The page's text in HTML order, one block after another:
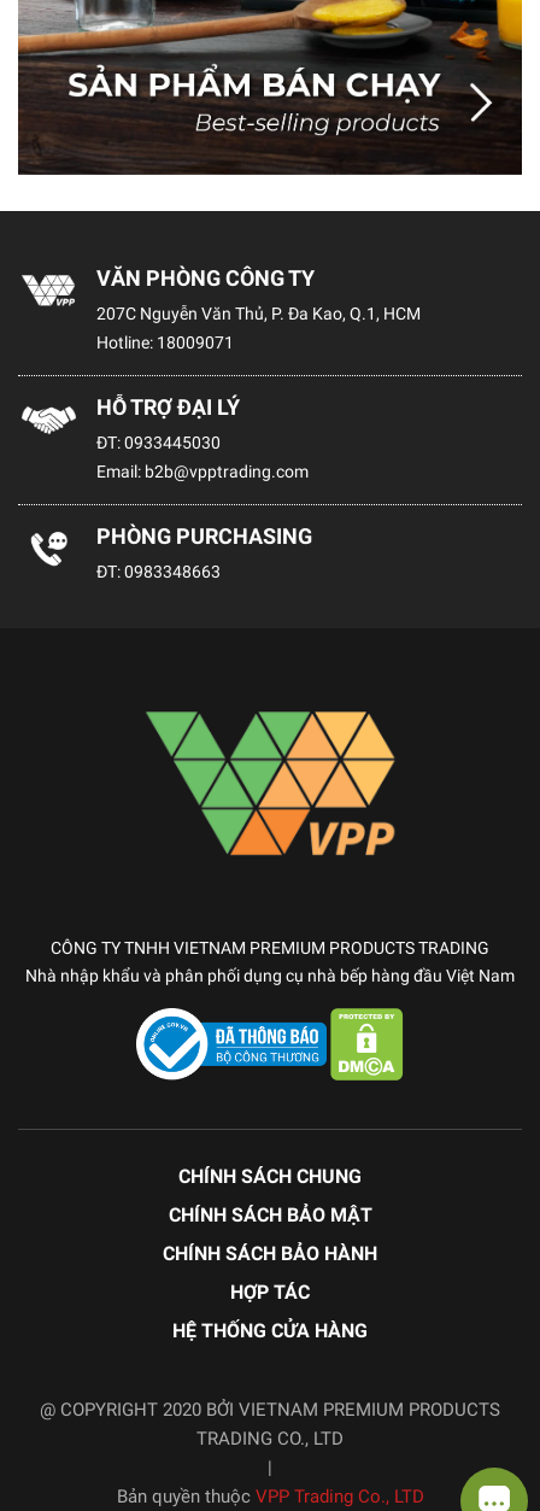
VĂN PHÒNG CÔNG TY
207C Nguyễn Văn Thủ, P. Đa Kao, Q.1, HCM
Hotline: 18009071
HỖ TRỢ ĐẠI LÝ
ĐT:0933445030
Email: b2b@vpptrading.com
PHÒNG PURCHASING
ĐT:0983348663
CÔNG TY TNHH VIETNAM PREMIUM PRODUCTS TRADING
Nhà nhập khẩu và phân phối dụng cụ nhà bếp hàng đầu Việt Nam
CHÍNH SÁCH CHUNG
CHÍNH SÁCH BẢO MẬT
CHÍNH SÁCH BẢO HÀNH
HỢP TÁC
HỆ THỐNG CỬA HÀNG
@ COPYRIGHT 2020 BỞI VIETNAM PREMIUM PRODUCTS
TRADING CO., LTD
|
Bản quyền thuộc VPP Trading Co., LTD